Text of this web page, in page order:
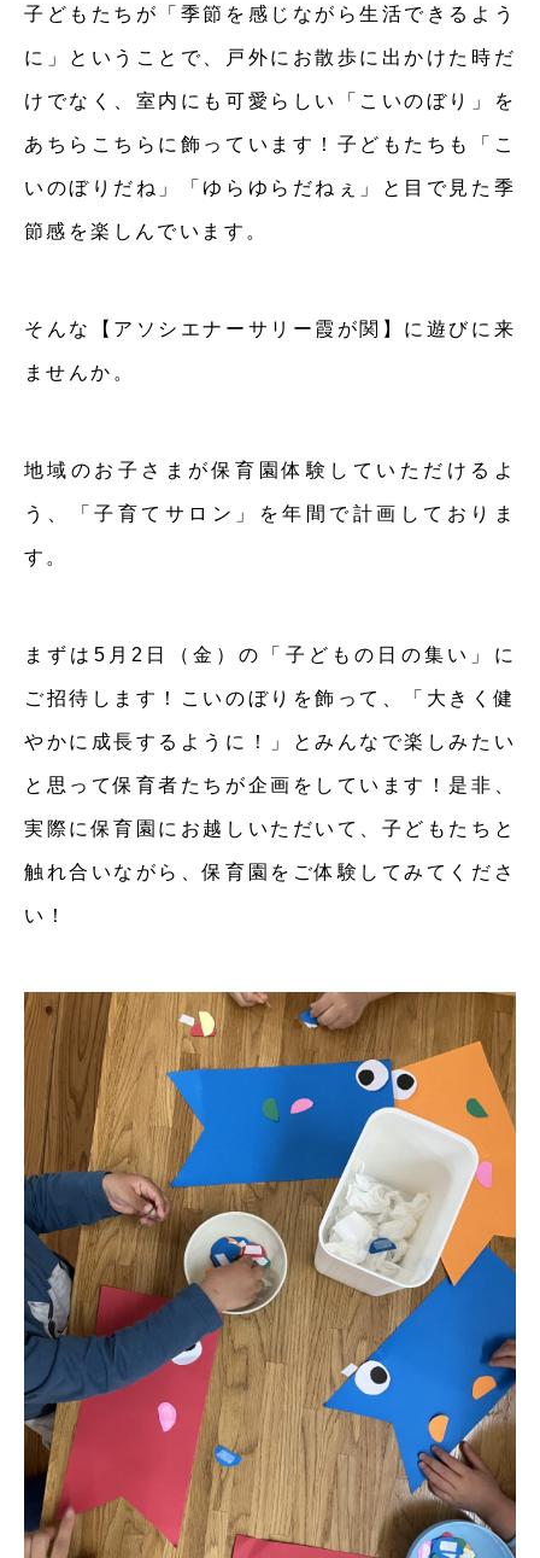
子どもたちが「季節を感じながら生活できるよう
に」ということで、戸外にお散歩に出かけた時だ
けでなく、室内にも可愛らしい「こいのぼり」を
あちらこちらに飾っています！子どもたちも「こ
いのぼりだね」「ゆらゆらだねぇ」と目で見た季
節感を楽しんでいます。
そんな【アソシエナーサリー霞が関】に遊びに来
ませんか。
地域のお子さまが保育園体験していただけるよ
う、「子育てサロン」を年間で計画しておりま
す。
まずは5月2日（金）の「子どもの日の集い」に
ご招待します！こいのぼりを飾って、「大きく健
やかに成長するように！」とみんなで楽しみたい
と思って保育者たちが企画をしています！是非、
実際に保育園にお越しいただいて、子どもたちと
触れ合いながら、保育園をご体験してみてくださ
い！